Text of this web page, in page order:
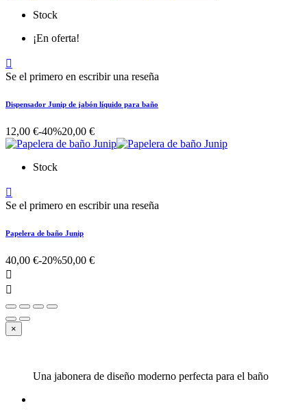
Stock
¡En oferta!

Se el primero en escribir una reseña
Dispensador Junip de jabón líquido para baño
12,00 €-40%20,00 €
Stock

Se el primero en escribir una reseña
Papelera de baño Junip
40,00 €-20%50,00 €


×
Una jabonera de diseño moderno perfecta para el baño